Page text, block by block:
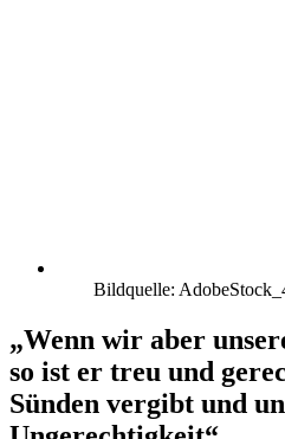
Bildquelle:
„Wenn wir aber
so ist er treu und
Sünden vergibt und